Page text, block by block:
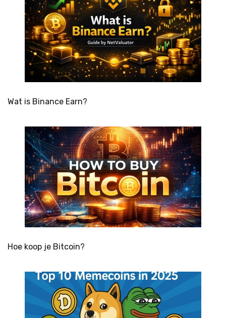
Wat is Binance Earn?
Hoe koop je Bitcoin?